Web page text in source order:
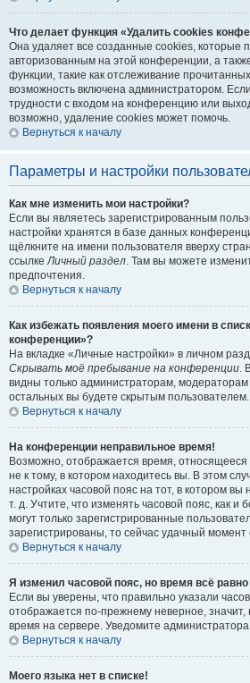
Что делает функция «Удалить cookies
Она удаляет все созданные cookies, которые
авторизованным на этой конференции, а
функции, такие как отслеживание
возможность включена администратором.
трудности с входом на конференцию или
возможно, удаление cookies может помочь.
Вернуться к началу
Параметры и настройки
Как мне изменить мои настройки?
Если вы являетесь зарегистрированным
настройки хранятся в базе данных
щёлкните на имени пользователя вверху
ссылкеЛичный раздел. Там вы можете
предпочтения.
Вернуться к началу
Как избежать появления моего имени в
конференции»?
На вкладке «Личные настройки» в личном
Скрывать моё пребывание на конференции.
видны только администраторам,
остальных вы будете скрытым пользователем.
Вернуться к началу
На конференции неправильное время!
Возможно, отображается время, относящееся
не к тому, в котором находитесь вы. В этом
настройках часовой пояс на тот, в котором вы
т. д. Учтите, что изменять часовой пояс, как и
могут только зарегистрированные
зарегистрированы, то сейчас удачный момент
Вернуться к началу
Я изменил часовой пояс, но время всё
Если вы уверены, что правильно указали
отображается по-прежнему неверное, значит,
время на сервере. Уведомите
Вернуться к началу
Моего языка нет в списке!